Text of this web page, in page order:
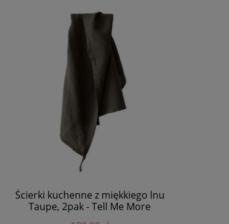
Ścierki kuchenne z miękkiego lnu
Taupe, 2pak - Tell Me More